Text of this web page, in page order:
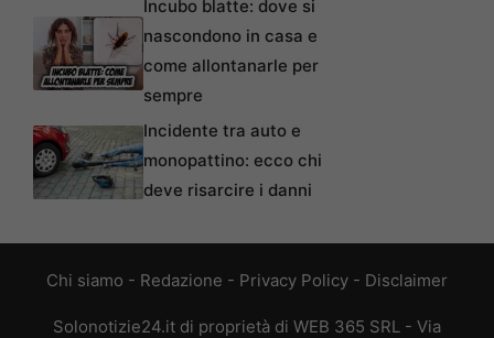
Incubo blatte: dove si
nascondono in casa e
come allontanarle per
sempre
Incidente tra auto e
monopattino: ecco chi
deve risarcire i danni
Chi siamo - Redazione - Privacy Policy - Disclaimer
Solonotizie24.it di proprietà di WEB 365 SRL - Via